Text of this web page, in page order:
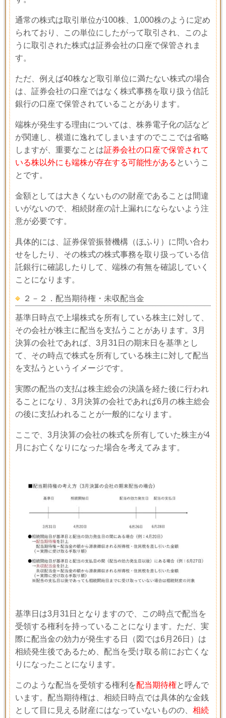
通常の株式は取引単位が100株、 1,000株のように定め
られており、この単位にしたがって取引され、このよ
うに取引された株式は証券会社の口座で保管されま
す。
ただ、例えば40株など取引単位に満たない株式の場合
は、証券会社の口座ではなく株式事務を取り扱う信託
銀行の口座で保管されていることがあります。
端株が発生する理由については、株券電子化の話など
が関連し、横道に逸れてしまいますのでここでは省略
しますが、重要なことは証券会社の口座で保管されて
いる株以外にも端株が存在する可能性がある というこ
とです。
金額としては大きくないものの財産であることは間違
いがないので、相続財産の計上漏れにならないよう注
意が必要です。
具体的には、証券保管振替機構（ほふり）に問い合わ
せをしたり、その株式の株式事務を取り扱っている信
託銀行に確認したりして、端株の有無を確認していく
ことになります。
２－２．配当期待権・未収配当金
基準日時点で上場株式を所有している株主に対して、
その会社が株主に配当を支払うことがあります。 3月
決算の会社であれば、 3月 31 日の期末日を基準とし
て、その時点で株式を所有している株主に対して配当
を支払うというイメージです。
実際の配当の支払は株主総会の決議を経た後に行われ
ることになり、 3月決算の会社であれば6月の株主総会
の後に支払われることが一般的になります。
ここで、 3月決算の会社の株式を所有していた株主が4
月にお亡くなりになった場合を考えてみます。
基準日は3月 31 日となりますので、この時点で配当を
受領する権利を持っていることになります。ただ、実
際に配当金の効力が発生する日（図では6月 26日）は
相続発生後であるため、配当を受け取る前にお亡くな
りになったことになります。
このような配当を受領する権利を配当期待権と呼んで
います。配当期待権は、相続日時点では具体的な金銭
として目に見える財産にはなっていないものの、 相続